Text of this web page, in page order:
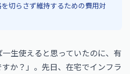
切らさず維持するための費用対
一生使えると思っていたのに、有
か？」。先日、在宅でインフラ